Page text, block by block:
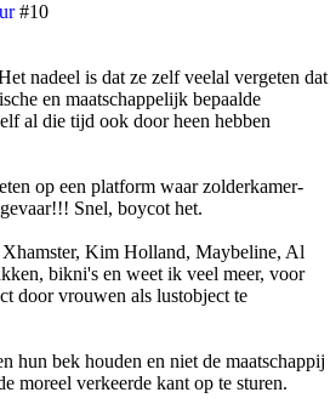
#10
nadeel is dat ze zelf veelal vergeten dat
en maatschappelijk bepaalde
al die tijd ook door heen hebben
op een platform waar zolderkamer-
Snel, boycot het.
Kim Holland, Maybeline, Al
bikni's en weet ik veel meer, voor
door vrouwen als lustobject te
hun bek houden en niet de maatschappij
moreel verkeerde kant op te sturen.